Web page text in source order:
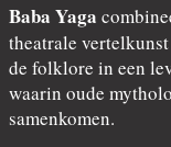
Baba Yaga
theatrale
de folklore in een
waarin oude
samenkomen.